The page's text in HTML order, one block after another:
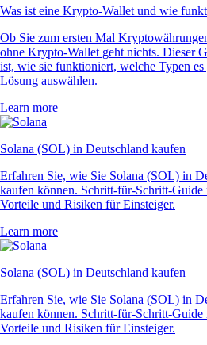
Was ist eine Krypto-Wallet und wie
Ob Sie zum ersten Mal
ohne Krypto-Wallet geht nichts. Dieser
ist, wie sie funktioniert, welche Typen
Lösung auswählen.
Learn more
Solana (SOL) in Deutschland kaufen
Erfahren Sie, wie Sie Solana (SOL) in
kaufen können. Schritt-für-Schritt-
Vorteile und Risiken für Einsteiger.
Learn more
Solana (SOL) in Deutschland kaufen
Erfahren Sie, wie Sie Solana (SOL) in
kaufen können. Schritt-für-Schritt-
Vorteile und Risiken für Einsteiger.